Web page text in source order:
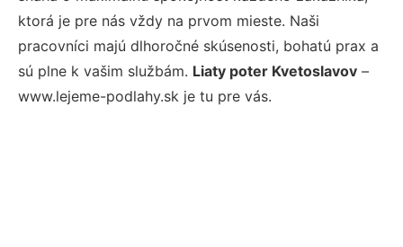
ktorá je pre nás vždy na prvom mieste. Naši
pracovníci majú dlhoročné skúsenosti, bohatú prax a
sú plne k vašim službám. Liaty poter Kvetoslavov –
www.lejeme-podlahy.sk je tu pre vás.